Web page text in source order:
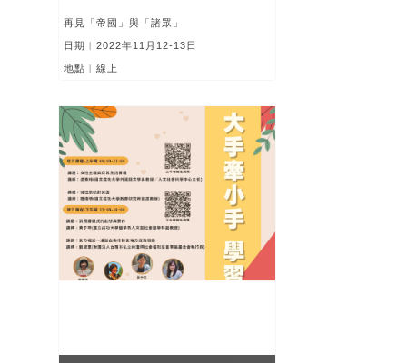
再見「帝國」與「諸眾」
日期︱2022年11月12-13日
地點︱線上